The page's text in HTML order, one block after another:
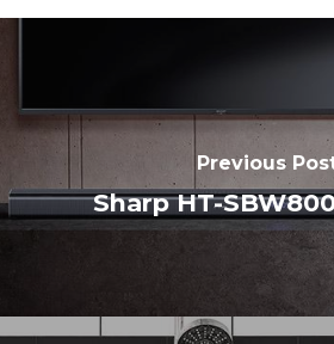
Previous
Sharp HT-